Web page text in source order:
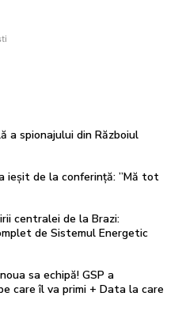
a spionajului din Războiul
ieșit de la conferință: ”Mă tot
centralei de la Brazi:
de Sistemul Energetic
sa echipă! GSP a
care îl va primi + Data la care